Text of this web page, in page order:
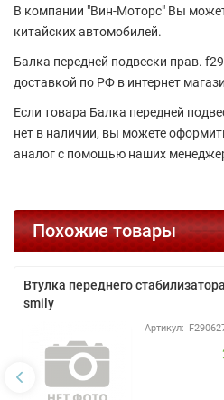
В компании "Вин-Моторс" Вы
китайских автомобилей.
Балка передней подвески прав.
доставкой по РФ в интернет
Если товара Балка передней
нет в наличии, вы можете
аналог с помощью наших
Похожие товары
Втулка переднего
smily